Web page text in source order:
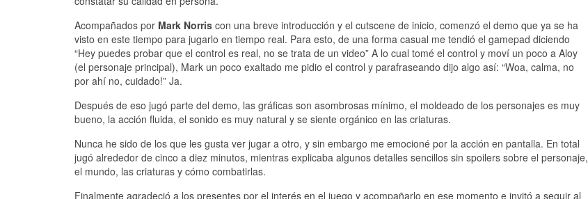
Acompañados por Mark Norris con una breve introducción y el cutscene de inicio, comenzó el demo que ya se ha
visto en este tiempo para jugarlo en tiempo real. Para esto, de una forma casual me tendió el gamepad diciendo
“Hey puedes probar que el control es real, no se trata de un video” A lo cual tomé el control y moví un poco a Aloy
(el personaje principal), Mark un poco exaltado me pidio el control y parafraseando dijo algo así: “Woa, calma, no
por ahí no, cuidado!” Ja.
Después de eso jugó parte del demo, las gráficas son asombrosas mínimo, el moldeado de los personajes es muy
bueno, la acción fluida, el sonido es muy natural y se siente orgánico en las criaturas.
Nunca he sido de los que les gusta ver jugar a otro, y sin embargo me emocioné por la acción en pantalla. En total
jugó alrededor de cinco a diez minutos, mientras explicaba algunos detalles sencillos sin spoilers sobre el personaje,
el mundo, las criaturas y cómo combatirlas.
Finalmente agradeció a los presentes por el interés en el juego y acompañarlo en ese momento e invitó a seguir al